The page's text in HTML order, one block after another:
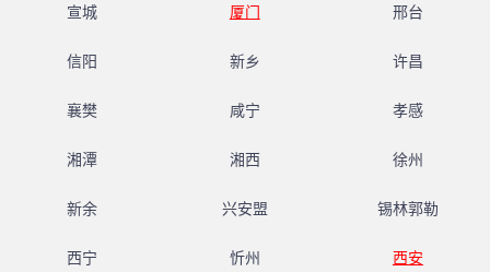
宣城 厦门 邢台
信阳 新乡 许昌
襄樊 咸宁 孝感
湘潭 湘西 徐州
新余 兴安盟 锡林郭勒
西宁 忻州 西安